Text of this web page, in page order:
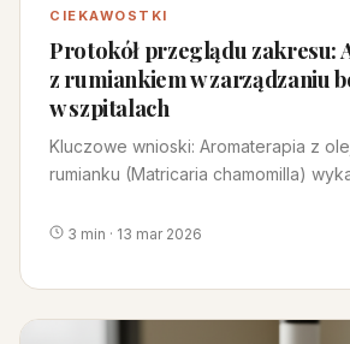
CIEKAWOSTKI
Protokół przeglądu zakresu:
z rumiankiem w zarządzaniu
w szpitalach
Kluczowe wnioski: Aromaterapia z
rumianku (Matricaria chamomilla)
3 min · 13 mar 2026